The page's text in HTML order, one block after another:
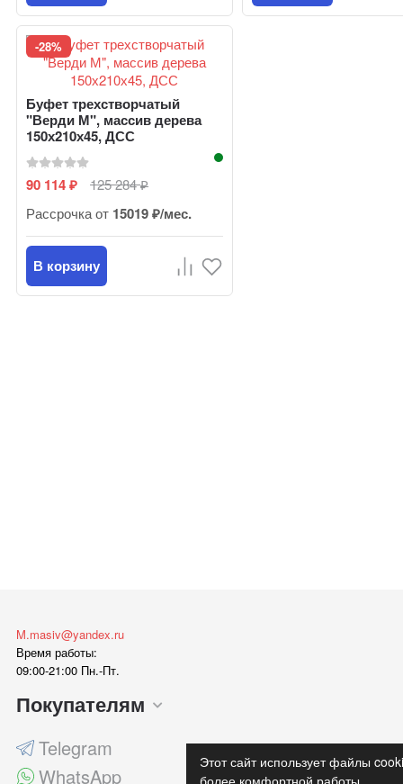
Этот сайт использует файлы
более комфортной работы
-28%
Буфет трехстворчатый
"Верди М", массив дерева
150х210х45, ДСС
90 114₽ 125 284₽
Рассрочка от 15019 ₽/мес.
В корзину
M.masiv@yandex.ru
Время работы:
09:00-21:00 Пн.-Пт.
Покупателям
Telegram
WhatsApp